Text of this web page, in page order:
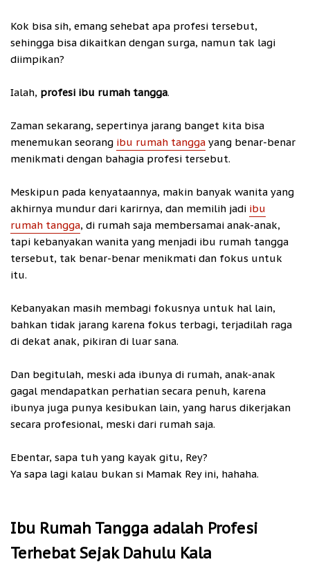
Kok bisa sih, emang sehebat apa profesi tersebut,
sehingga bisa dikaitkan dengan surga, namun tak lagi
diimpikan?
Ialah, profesi ibu rumah tangga.
Zaman sekarang, sepertinya jarang banget kita bisa
menemukan seorang ibu rumah tangga yang benar-benar
menikmati dengan bahagia profesi tersebut.
Meskipun pada kenyataannya, makin banyak wanita yang
akhirnya mundur dari karirnya, dan memilih jadi ibu
rumah tangga, di rumah saja membersamai anak-anak,
tapi kebanyakan wanita yang menjadi ibu rumah tangga
tersebut, tak benar-benar menikmati dan fokus untuk
itu.
Kebanyakan masih membagi fokusnya untuk hal lain,
bahkan tidak jarang karena fokus terbagi, terjadilah raga
di dekat anak, pikiran di luar sana.
Dan begitulah, meski ada ibunya di rumah, anak-anak
gagal mendapatkan perhatian secara penuh, karena
ibunya juga punya kesibukan lain, yang harus dikerjakan
secara profesional, meski dari rumah saja.
Ebentar, sapa tuh yang kayak gitu, Rey?
Ya sapa lagi kalau bukan si Mamak Rey ini, hahaha.
Ibu Rumah Tangga adalah Profesi
Terhebat Sejak Dahulu Kala